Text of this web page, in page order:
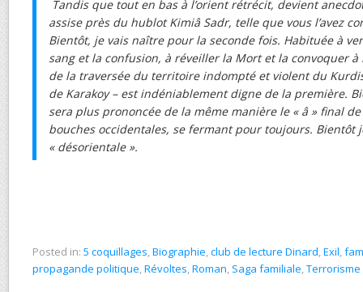
Tandis que tout en bas à l’orient rétrécit, devient
assise près du hublot Kimiâ Sadr, telle que vous l’avez
Bientôt, je vais naître pour la seconde fois. Habituée à
sang et la confusion, à réveiller la Mort et la convoquer
de la traversée du territoire indompté et violent du
de Karakoy – est indéniablement digne de la première.
sera plus prononcée de la même manière le « â » final
bouches occidentales, se fermant pour toujours. Bientôt
« désorientale ».
Posted in: 5 coquillages,Biographie,club de lecture Dinard,Exil,
propagande politique,Révoltes,Roman, Saga familiale,